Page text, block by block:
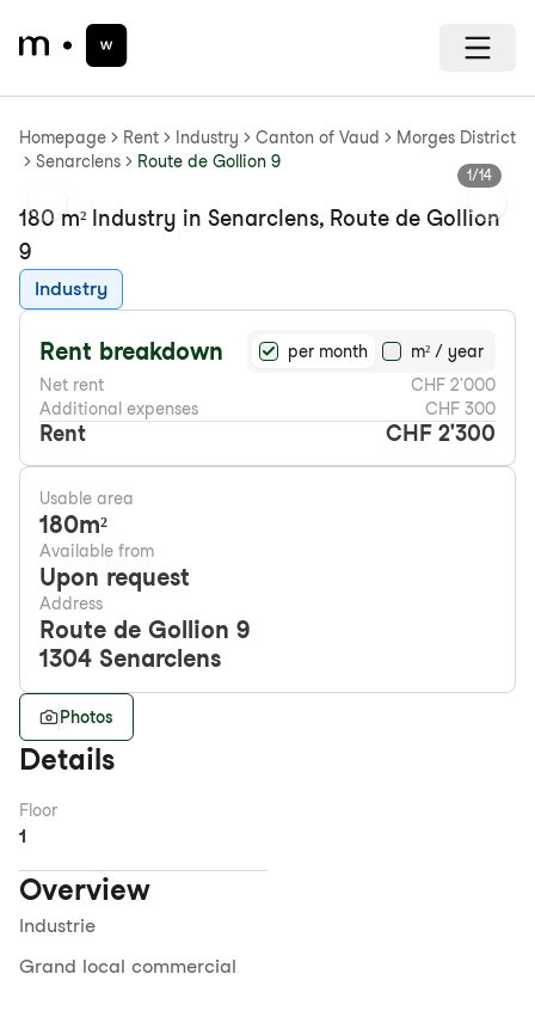
Homepage Rent Industry Canton of Vaud
Morges District
Senarclens
Route de Gollion 9
Previous slide Next
1/14
180 m² Industry in Senarclens, Route de Gollion
9
Industry
Rent breakdown per month
m² / year
Net rent
CHF 2'000
Additional expenses
CHF 300
Rent CHF 2'300
Usable area
180m²
Available from
Upon request
Address
Route de Gollion 9
1304 Senarclens
Photos
Details
Floor
1
Overview
Industrie
Grand local commercial